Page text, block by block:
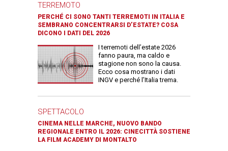
TERREMOTO
PERCHÉ CI SONO TANTI TERREMOTI IN ITALIA E
SEMBRANO CONCENTRARSI D’ESTATE? COSA
DICONO I DATI DEL 2026
I terremoti dell’estate 2026
fanno paura, ma caldo e
stagione non sono la causa.
Ecco cosa mostrano i dati
INGV e perché l’Italia trema.
SPETTACOLO
CINEMA NELLE MARCHE, NUOVO BANDO
REGIONALE ENTRO IL 2026: CINECITTÀ SOSTIENE
LA FILM ACADEMY DI MONTALTO